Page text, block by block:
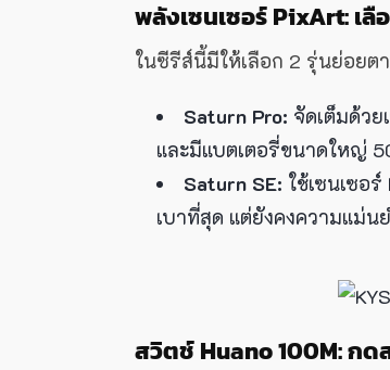
พลังเซนเซอร์ PixArt: เลื
ในซีรีส์นี้มีให้เลือก 2 รุ่นย่อย
Saturn Pro: จัดเต็มด้วย
และมีแบตเตอรี่ขนาดใหญ่
Saturn SE: ใช้เซนเซอร์
เบาที่สุด แต่ยังคงความแม่
สวิตช์ Huano 100M: ก